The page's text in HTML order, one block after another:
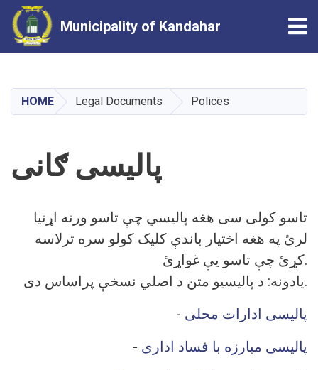
main
content
Municipality of Kandahar
HOME Legal Documents Polices
پالیسی ګانی
تاسو کولی سی هغه پالیسي چې تاسو ورته اړتیا
لرئ په هغه اختیار باندې کلیک کولو سره ترلاسه
کړئ چې تاسو یې غواړئ.
یادونه: د پالیسیو متن د اصلي نسخې پراساس دی.
- پالیسی ادارات محلی
- پالیسی مبارزه با فساد اداری